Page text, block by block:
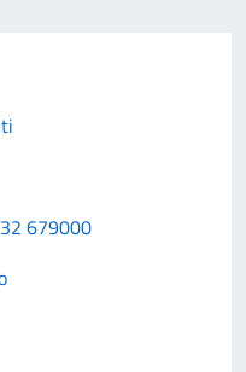
679000